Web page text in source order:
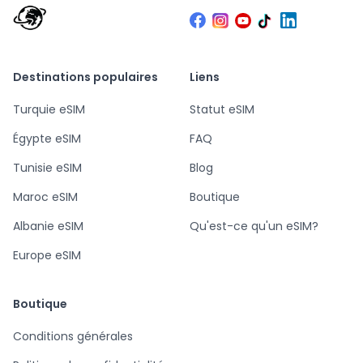
Destinations populaires
Turquie eSIM
Égypte eSIM
Tunisie eSIM
Maroc eSIM
Albanie eSIM
Europe eSIM
Liens
Statut eSIM
FAQ
Blog
Boutique
Qu'est-ce qu'un eSIM?
Boutique
Conditions générales